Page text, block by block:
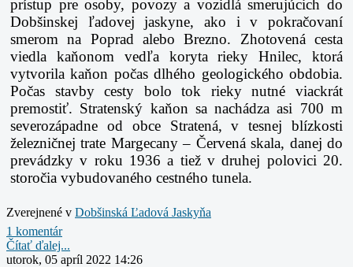
prístup pre osoby, povozy a vozidlá smerujúcich do
Dobšinskej ľadovej jaskyne, ako i v pokračovaní
smerom na Poprad alebo Brezno. Zhotovená cesta
viedla kaňonom vedľa koryta rieky Hnilec, ktorá
vytvorila kaňon počas dlhého geologického obdobia.
Počas stavby cesty bolo tok rieky nutné viackrát
premostiť. Stratenský kaňon sa nachádza asi 700 m
severozápadne od obce Stratená, v tesnej blízkosti
železničnej trate Margecany – Červená skala, danej do
prevádzky v roku 1936 a tiež v druhej polovici 20.
storočia vybudovaného cestného tunela.
Zverejnené v Dobšinská Ľadová Jaskyňa
1 komentár
Čítať ďalej...
utorok, 05 apríl 2022 14:26